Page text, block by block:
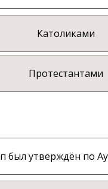
Католиками
Протестантами
был утверждён по